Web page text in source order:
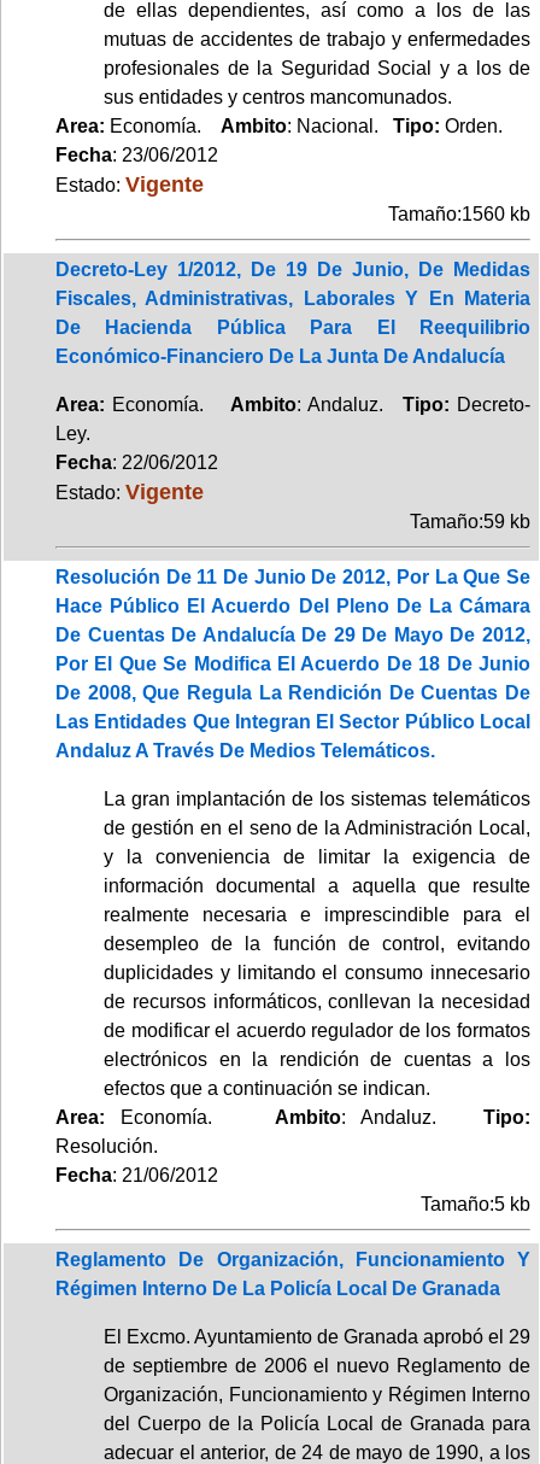
de ellas dependientes, así como a los de las
mutuas de accidentes de trabajo y enfermedades
profesionales de la Seguridad Social y a los de
sus entidades y centros mancomunados.
Area: Economía. Ambito: Nacional. Tipo: Orden.
Fecha: 23/06/2012
Estado: Vigente
Tamaño:1560 kb
Decreto-Ley 1/2012, De 19 De Junio, De Medidas
Fiscales, Administrativas, Laborales Y En Materia
De Hacienda Pública Para El Reequilibrio
Económico-Financiero De La Junta De Andalucía
Area: Economía. Ambito: Andaluz.Tipo: Decreto-
Ley.
Fecha: 22/06/2012
Estado: Vigente
Tamaño:59 kb
Resolución De 11 De Junio De 2012, Por La Que Se
Hace Público El Acuerdo Del Pleno De La Cámara
De Cuentas De Andalucía De 29 De Mayo De 2012,
Por El Que Se Modifica El Acuerdo De 18 De Junio
De 2008, Que Regula La Rendición De Cuentas De
Las Entidades Que Integran El Sector Público Local
Andaluz A Través De Medios Telemáticos.
La gran implantación de los sistemas telemáticos
de gestión en el seno de la Administración Local,
y la conveniencia de limitar la exigencia de
información documental a aquella que resulte
realmente necesaria e imprescindible para el
desempleo de la función de control, evitando
duplicidades y limitando el consumo innecesario
de recursos informáticos, conllevan la necesidad
de modificar el acuerdo regulador de los formatos
electrónicos en la rendición de cuentas a los
efectos que a continuación se indican.
Area: Economía. Ambito: Andaluz. Tipo:
Resolución.
Fecha: 21/06/2012
Tamaño:5 kb
Reglamento De Organización, Funcionamiento Y
Régimen Interno De La Policía Local De Granada
El Excmo. Ayuntamiento de Granada aprobó el 29
de septiembre de 2006 el nuevo Reglamento de
Organización, Funcionamiento y Régimen Interno
del Cuerpo de la Policía Local de Granada para
adecuar el anterior, de 24 de mayo de 1990, a los